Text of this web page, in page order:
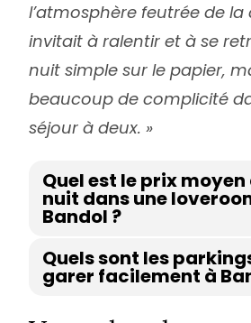
l’atmosphère feutrée de
invitait à ralentir et à se
nuit simple sur le papier,
beaucoup de complicité
séjour à deux. »
Quel est le prix moyen
nuit dans une
Bandol ?
Quels sont les
garer facilement à